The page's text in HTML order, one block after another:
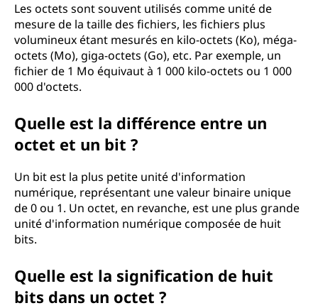
Les octets sont souvent utilisés comme unité de
mesure de la taille des fichiers, les fichiers plus
volumineux étant mesurés en kilo-octets (Ko), méga-
octets (Mo), giga-octets (Go), etc. Par exemple, un
fichier de 1 Mo équivaut à 1 000 kilo-octets ou 1 000
000 d'octets.
Quelle est la différence entre un
octet et un bit ?
Un bit est la plus petite unité d'information
numérique, représentant une valeur binaire unique
de 0 ou 1. Un octet, en revanche, est une plus grande
unité d'information numérique composée de huit
bits.
Quelle est la signification de huit
bits dans un octet ?